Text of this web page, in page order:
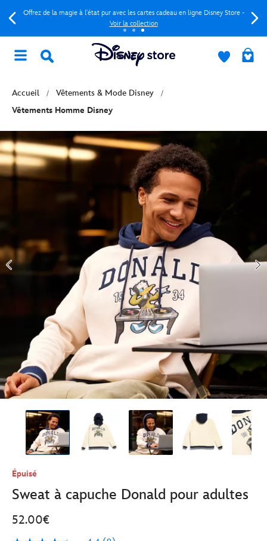
Offrez de la magie à l'état pur avec les cartes cadeau en ligne Disney Store -
Voir la collection
Accueil
Vêtements & Mode Disney
Vêtements Homme Disney
Épuisé
Sweat à capuche Donald pour adultes
52.00€